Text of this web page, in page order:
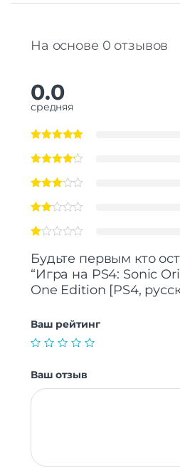
На основе 0 отзывов
0.0
средняя
Будьте первым кто
“Игра на PS4: Sonic
One Edition [PS4,
Ваш рейтинг
Ваш отзыв